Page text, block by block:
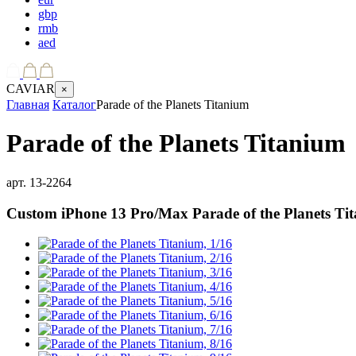
gbp
rmb
aed
CAVIAR ×
Главная КаталогParade of the Planets Titanium
Parade of the Planets Titanium
арт. 13-2264
Custom iPhone 13 Pro/Max Parade of the Planets